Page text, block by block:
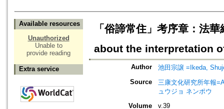
Available resources
Unauthorized
Unable to
provide reading
Extra service
「俗諦常住」考序章：法
about the interpretation
Author
池田宗譲 =Ikeda,
Source
三康文化研究所年報
ュウジョ ネンポウ
Volume
v.39